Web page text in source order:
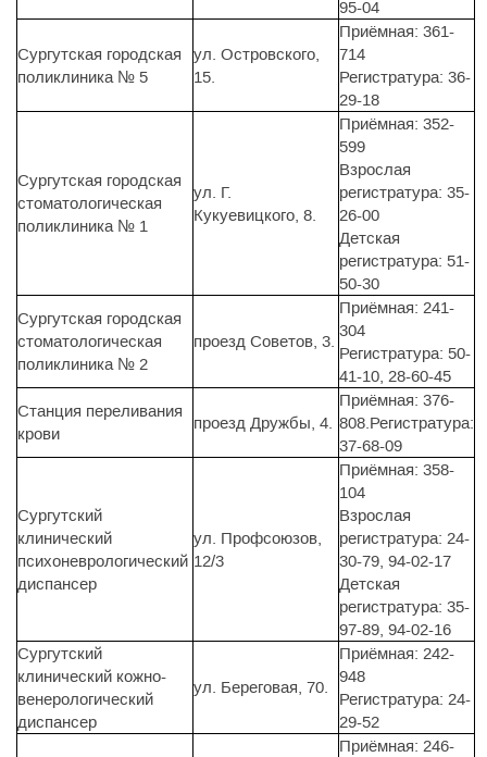
95-04
Сургутская городская
поликлиника № 5
ул. Островского,
15.
Приёмная: 361-
714
Регистратура: 36-
29-18
Сургутская городская
стоматологическая
поликлиника № 1
ул. Г.
Кукуевицкого, 8.
Приёмная: 352-
599
Взрослая
регистратура: 35-
26-00
Детская
регистратура: 51-
50-30
Сургутская городская
стоматологическая
поликлиника № 2
проезд Советов, 3.
Приёмная: 241-
304
Регистратура: 50-
41-10, 28-60-45
Станция переливания
крови
проезд Дружбы, 4.
Приёмная: 376-
808.Регистратура:
37-68-09
Сургутский
клинический
психоневрологический
диспансер
ул. Профсоюзов,
12/3
Приёмная: 358-
104
Взрослая
регистратура: 24-
30-79, 94-02-17
Детская
регистратура: 35-
97-89, 94-02-16
Сургутский
клинический кожно-
венерологический
диспансер
ул. Береговая, 70.
Приёмная: 242-
948
Регистратура: 24-
29-52
Приёмная: 246-